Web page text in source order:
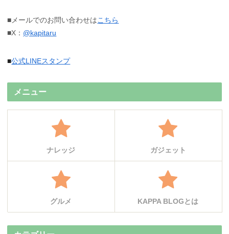
■メールでのお問い合わせはこちら
■X： @kapitaru
■公式LINEスタンプ
メニュー
ナレッジ ガジェット
グルメ KAPPA BLOGとは